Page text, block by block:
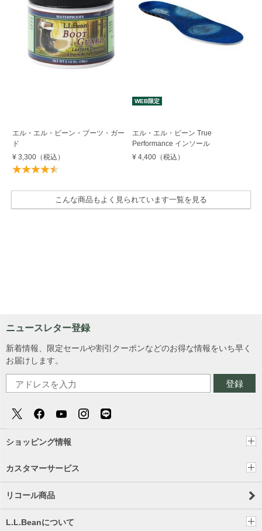
エル・エル・ビーン・ブーツ・ガー
ド
¥ 3,300（税込）
WEB限定
エル・エル・ビーン True
Performance インソール
¥ 4,400 （税込）
こんな商品もよく見られています一覧を見る
ニュースレター登録
新着情報、限定セールや割引クーポンなどのお得な情報をいち早く
お届けします。
登録
ショッピング情報
カスタマーサービス
リコール商品
L.L.Beanについて